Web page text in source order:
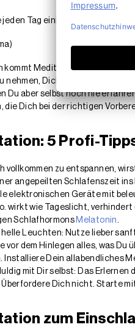
jeden Tag einige Zeit mit Dir
kommt Meditation den meisten
nehmen, Dich offen auf diese
Du aber selbst noch nie
die Dich bei der richtigen
5 Profi-
vollkommen zu entspannen,
angepeilten Schlafenszeit ins
elektronischen Geräte mit
wirkt wie Tageslicht,
Schlafhormons Melatonin.
helle Leuchten: Nutze lieber
vor dem Hinlegen alles, was
Installiere Dein allabendliches
mit Dir selbst: Das
Überfordere Dich nicht. Starte
zum